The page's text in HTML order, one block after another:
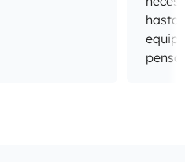
hasta